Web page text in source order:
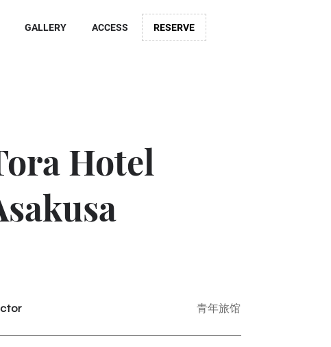
GALLERY ACCESS RESERVE
Hotel
青年旅馆